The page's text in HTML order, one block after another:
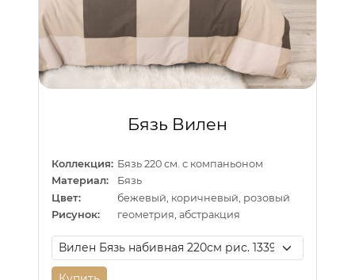
Бязь Вилен
Коллекция: Бязь 220 см. с компаньоном
Материал:
Бязь
Цвет:
бежевый, коричневый, розовый
Рисунок:
геометрия, абстракция